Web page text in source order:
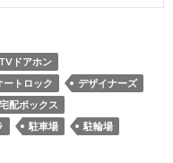
TVドアホン
ートロック
デザイナーズ
宅配ボックス
駐車場 駐輪場